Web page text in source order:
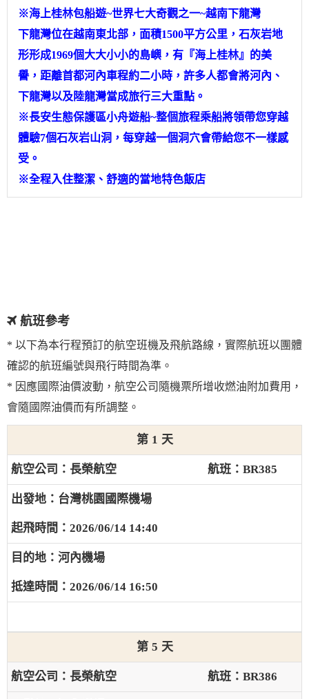
※海上桂林包船遊~世界七大奇觀之一~越南下龍灣
下龍灣位在越南東北部，面積1500平方公里，石灰岩地
形形成1969個大大小小的島嶼，有『海上桂林』的美
譽，距離首都河內車程約二小時，許多人都會將河內、
下龍灣以及陸龍灣當成旅行三大重點。
※長安生態保護區小舟遊船~整個旅程乘船將領帶您穿越
體驗7個石灰岩山洞，每穿越一個洞穴會帶給您不一樣感
受。
※全程入住整潔、舒適的當地特色飯店
航班參考
* 以下為本行程預訂的航空班機及飛航路線，實際航班以團體
確認的航班編號與飛行時間為準。
* 因應國際油價波動，航空公司隨機票所增收燃油附加費用，
會隨國際油價而有所調整。
1
長榮航空 BR385
台灣桃園國際機場
2026/06/14 14:40
河內機場
2026/06/14 16:50
5
長榮航空 BR386